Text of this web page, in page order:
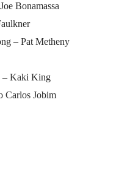
Joe Bonamassa
– Pat Metheny
– Kaki King
Carlos Jobim